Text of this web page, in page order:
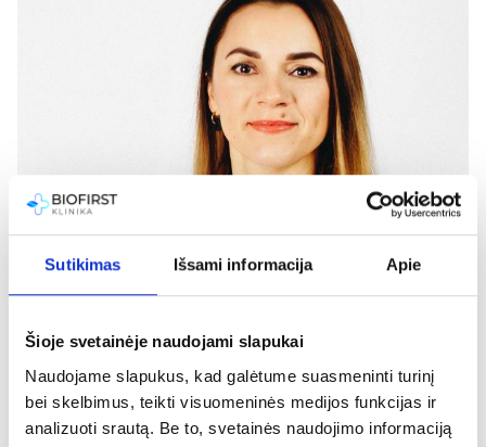
Sutikimas Išsami informacija Apie
Šioje svetainėje naudojami slapukai
Naudojame slapukus, kad galėtume suasmeninti turinį
bei skelbimus, teikti visuomeninės medijos funkcijas ir
analizuoti srautą. Be to, svetainės naudojimo informaciją
Dr. Aurelija Vegienė